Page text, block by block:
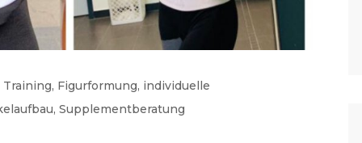
Training, Figurformung, individuelle
, Supplementberatung